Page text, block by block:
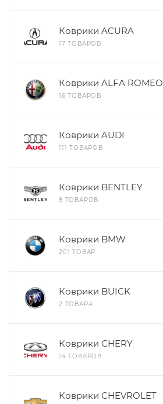
Коврики ACURA
17 ТОВАРОВ
Коврики ALFA ROMEO
16 ТОВАРОВ
Коврики AUDI
111 ТОВАРОВ
Коврики BENTLEY
8 ТОВАРОВ
Коврики BMW
201 ТОВАР
Коврики BUICK
2 ТОВАРА
Коврики CHERY
14 ТОВАРОВ
Коврики CHEVROLET